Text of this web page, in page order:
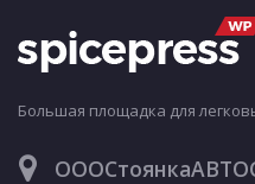
Большая площадка для